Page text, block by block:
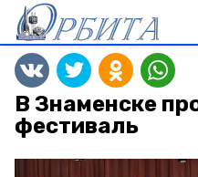
В Знаменске
фестиваль